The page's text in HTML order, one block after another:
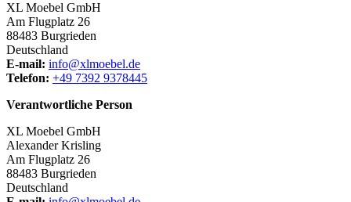
XL Moebel GmbH
Am Flugplatz 26
88483 Burgrieden
Deutschland
E-mail: info@xlmoebel.de
Telefon: +49 7392 9378445
Verantwortliche Person
XL Moebel GmbH
Alexander Krisling
Am Flugplatz 26
88483 Burgrieden
Deutschland